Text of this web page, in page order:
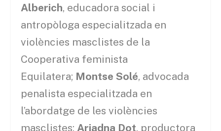
Alberich, educadora social i
antropòloga especialitzada en
violències masclistes de la
Cooperativa feminista
Equilatera; Montse Solé, advocada
penalista especialitzada en
l’abordatge de les violències
masclistes; Ariadna Dot, productora